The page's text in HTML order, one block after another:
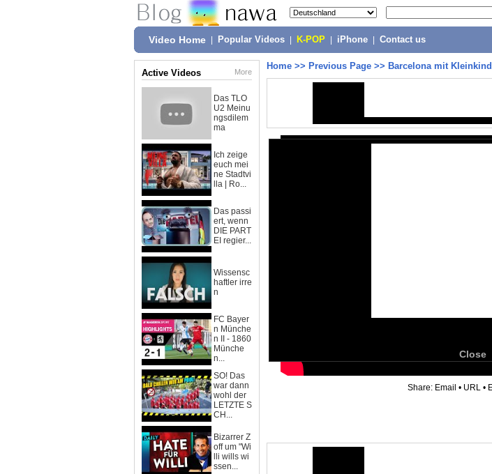
Video Home Popular Videos K-POP iPhone Contact us
Active Videos More
Das TLO
U2 Meinu
ngsdilem
ma
Ich zeige
euch mei
ne Stadtvi
lla | Ro...
Das passi
ert, wenn
DIE PART
EI regier...
Wissensc
haftler irre
n
FC Bayer
n Münche
n II - 1860
Münche
n...
SO! Das
war dann
wohl der
LETZTE S
CH...
Bizarrer Z
off um "Wi
lli wills wi
ssen...
Home >> Previous Page >> Barcelona mit
Close
Share: Email • URL •